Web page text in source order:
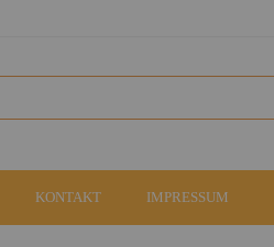
KONTAKT IMPRESSUM